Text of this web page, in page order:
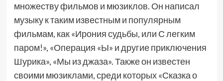
множеству фильмов и мюзиклов. Он написал
музыку к таким известным и популярным
фильмам, как «Ирония судьбы, или С легким
паром!», «Операция «Ы» и другие приключения
Шурика», «Мы из джаза». Также он известен
своими мюзиклами, среди которых «Сказка о